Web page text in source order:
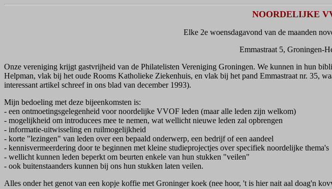
NOORDELIJKE
Elke 2e woensdagavond van de maanden
Emmastraat 5, Groningen-
Onze vereniging krijgt gastvrijheid van de Philatelisten Vereniging Groningen. We kunnen in hun
Helpman, vlak bij het oude Rooms Katholieke Ziekenhuis, en vlak bij het pand Emmastraat nr. 35,
interessant artikel schreef in ons blad van december 1993).
Mijn bedoeling met deze bijeenkomsten is:
- een ontmoetingsgelegenheid voor noordelijke VVOF leden (maar alle leden zijn welkom)
- mogelijkheid om introducees mee te nemen, wat wellicht nieuwe leden zal opbrengen
- informatie-uitwisseling en ruilmogelijkheid
- korte "lezingen" van leden over een bepaald onderwerp, een bedrijf of een aandeel
- kennisvermeerdering door te beginnen met kleine studieprojectjes over specifiek noordelijke thema's
- wellicht kunnen leden beperkt om beurten enkele van hun stukken "veilen"
- ook buitenstaanders kunnen bij ons hun stukken laten veilen.
Alles onder het genot van een kopje koffie met Groninger koek (nee hoor, 't is hier nait aal doag'n